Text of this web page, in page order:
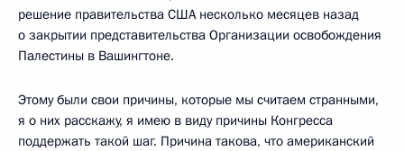
решение правительства США несколько месяцев назад
о закрытии представительства Организации освобождения
Палестины в Вашингтоне.
Этому были свои причины, которые мы считаем странными,
я о них расскажу, я имею в виду причины Конгресса
поддержать такой шаг. Причина такова, что американский